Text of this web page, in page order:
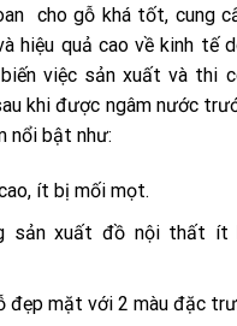
cho gỗ khá tốt, cung
hiệu quả cao về kinh tế
việc sản xuất và thi
khi được ngâm nước
nổi bật như:
ít bị mối mọt.
sản xuất đồ nội thất ít
đẹp mặt với 2 màu đặc